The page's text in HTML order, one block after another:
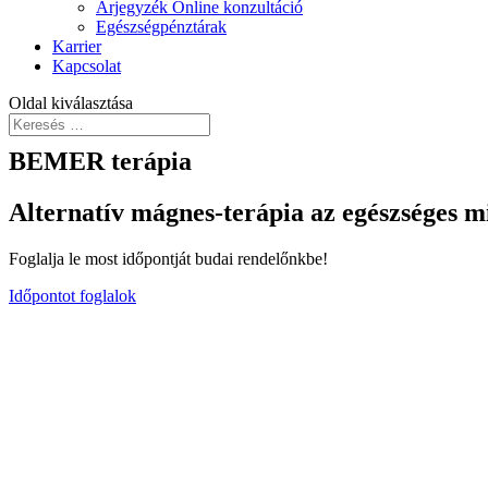
Árjegyzék Online konzultáció
Egészségpénztárak
Karrier
Kapcsolat
Oldal kiválasztása
BEMER terápia
Alternatív mágnes-terápia az egészséges
Foglalja le most időpontját budai rendelőnkbe!
Időpontot foglalok